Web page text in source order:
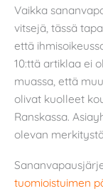
Vaikka
vitsejä, tässä
että
10:ttä artiklaa ei
muassa, että
olivat kuolleet
Ranskassa.
olevan
tuomioistuimen